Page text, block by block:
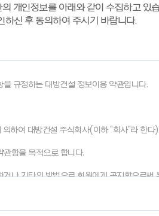
개인정보를 아래와 같이 수집하고 있
신 후 동의하여 주시기 바랍니다.
규정하는 대방건설 정보이용 약관입니다.
하여 대방건설 주식회사(이하 "회사"라 한
함을 목적으로 합니다.
나 기타의 방법으로 회원에게 공지함으로써
법률(이하 “정보통신망법”)』 등 관련법을